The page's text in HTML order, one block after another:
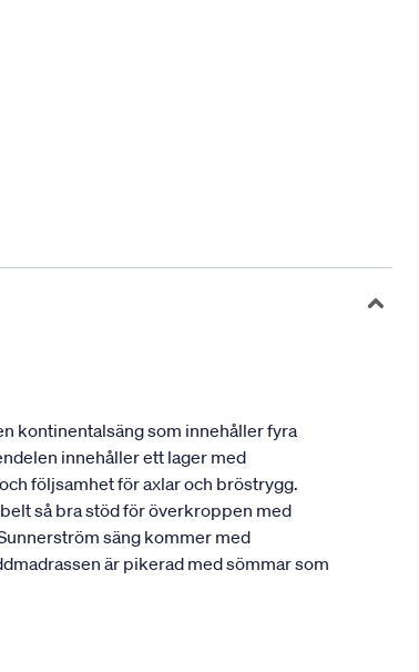
kontinentalsäng som innehåller fyra
innehåller ett lager med
följsamhet för axlar och bröstrygg.
så bra stöd för överkroppen med
säng kommer med
är pikerad med sömmar som